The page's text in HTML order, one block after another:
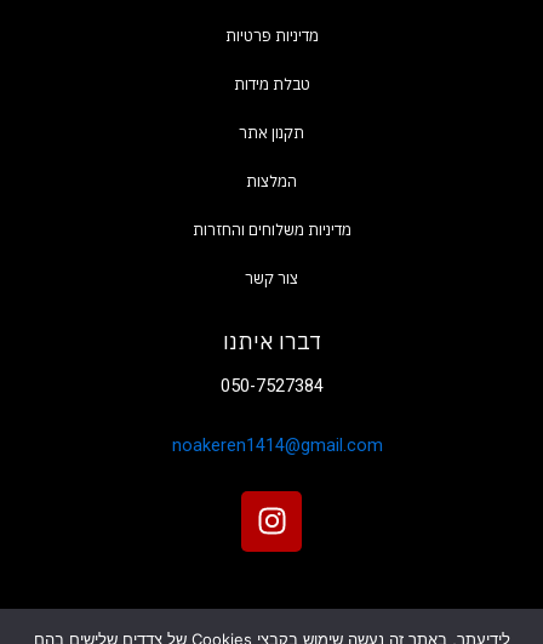
מדיניות פרטיות
טבלת מידות
המלצות
צור קשר
דברו איתנו
050-7527384
noakeren1414@gmail.com
I
n
לידיעתך, באתר זה נעשה שימוש בקבצי Cookies של צדדים שלישים בהם